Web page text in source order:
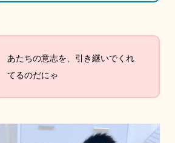
あたちの意志を、引き継いでくれ
てるのだにゃ